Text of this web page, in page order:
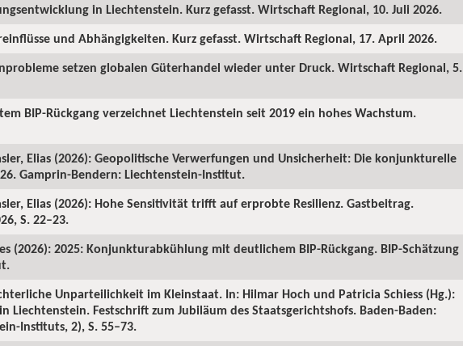
in Liechtenstein. Kurz gefasst. Wirtschaft Regional, 10. Juli 2026.
und Abhängigkeiten. Kurz gefasst. Wirtschaft Regional, 17. April 2026.
setzen globalen Güterhandel wieder unter Druck. Wirtschaft Regional, 5.
BIP-Rückgang verzeichnet Liechtenstein seit 2019 ein hohes Wachstum.
Elias (2026): Geopolitische Verwerfungen und Unsicherheit: Die konjunkturelle
Gamprin-Bendern: Liechtenstein-Institut.
Elias (2026): Hohe Sensitivität trifft auf erprobte Resilienz. Gastbeitrag.
S. 22–23.
(2026): 2025: Konjunkturabkühlung mit deutlichem BIP-Rückgang. BIP-Schätzung
Unparteilichkeit im Kleinstaat. In: Hilmar Hoch und Patricia Schiess (Hg.):
Liechtenstein. Festschrift zum Jubiläum des Staatsgerichtshofs. Baden-Baden:
Instituts, 2), S. 55–73.